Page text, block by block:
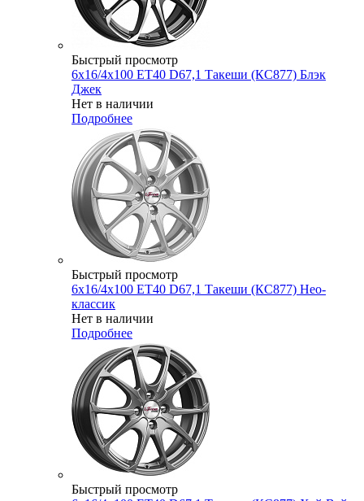
Быстрый просмотр
6x16/4x100 ET40 D67,1 Такеши (КС877) Блэк
Джек
Нет в наличии
Подробнее
Быстрый просмотр
6x16/4x100 ET40 D67,1 Такеши (КС877) Нео-
классик
Нет в наличии
Подробнее
Быстрый просмотр